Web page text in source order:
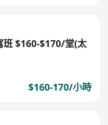
班 $160-$170/堂(太
$160-170/小時